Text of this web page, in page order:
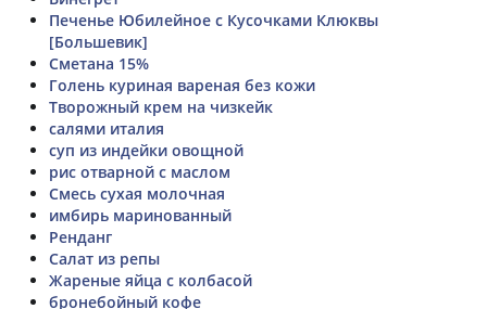
Печенье Юбилейное с Кусочками Клюквы
[Большевик]
Сметана 15%
Голень куриная вареная без кожи
Творожный крем на чизкейк
салями италия
суп из индейки овощной
рис отварной с маслом
Смесь сухая молочная
имбирь маринованный
Ренданг
Салат из репы
Жареные яйца с колбасой
бронебойный кофе